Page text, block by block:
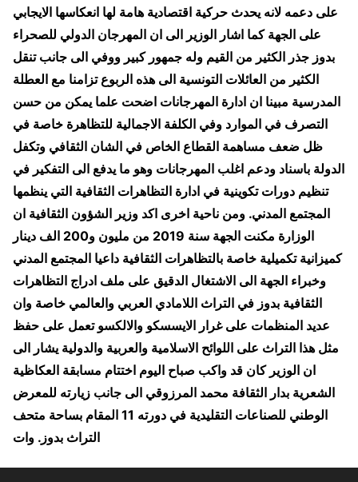
على دعمه لانه يحدث حركية اقتصادية هامة لها انعكاسها الايجابي
على الجهة كما اشار الوزير الى ان المهرجان الدولي للصحراء
بدوز جذر الكثير من القيم وله جمهور كبير ووفي الى جانب تنقل
الكثير من العائلات التونسية الى هذه الربوع تزامنا مع العطلة
المدرسية مبينا ان ادارة المهرجانات اضحت علما يمكن من حسن
التصرف في الموارد وفي الكلفة الاجمالية للتظاهرة خاصة في
ظل ضعف مساهمة القطاع الخاص في الشان الثقافي وتكفل
الدولة باسناد ودعم اغلب المهرجانات وهو ما يدفع الى التفكير في
تنظيم دورات تكوينية في ادارة التظاهرات الثقافية التي ينظمها
المجتمع المدني. ومن ناحية اخرى اكد وزير الشؤون الثقافية ان
الوزارة مكنت الجهة سنة 2019 من مليون و200 الف دينار
كميزانية تكميلية خاصة بالتظاهرات الثقافية داعيا المجتمع المدني
وخبراء الجهة الى الاشتغال الدقيق على ملف ادراج التظاهرات
الثقافية بدوز في التراث اللامادي العربي والعالمي خاصة وان
عديد المنظمات على غرار الايسسكو والالكسو تعمل على حفظ
مثل هذا التراث على اللوائح الاسلامية والعربية والدولية يشار الى
ان الوزير كان قد واكب صباح اليوم اختتام مسابقة العكاظية
الشعرية بدار الثقافة محمد المرزوقي الى جانب زيارته للمعرض
الوطني للصناعات التقليدية في دورته 11 المقام بساحة متحف
التراث بدوز. وات